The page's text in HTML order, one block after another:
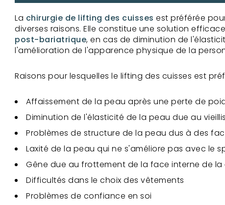
La chirurgie de lifting des cuisses est préférée
diverses raisons. Elle constitue une solution
post-bariatrique, en cas de diminution de
l'amélioration de l'apparence physique de la
Raisons pour lesquelles le lifting des cuisses est
Affaissement de la peau après une perte de
Diminution de l'élasticité de la peau due au
Problèmes de structure de la peau dus à des
Laxité de la peau qui ne s'améliore pas avec le
Gêne due au frottement de la face interne de la
Difficultés dans le choix des vêtements
Problèmes de confiance en soi